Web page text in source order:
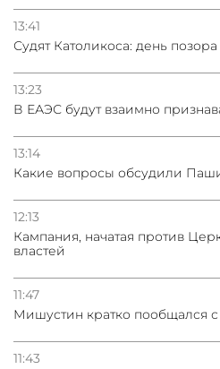
13:41
Судят Католикоса: день
13:23
В ЕАЭС будут взаимно
13:14
Какие вопросы обсудили
12:13
Кампания, начатая против
властей
11:47
Мишустин кратко пообщался
11:43